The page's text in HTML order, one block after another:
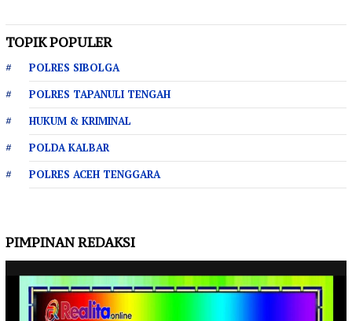
TOPIK POPULER
POLRES SIBOLGA
POLRES TAPANULI TENGAH
HUKUM & KRIMINAL
POLDA KALBAR
POLRES ACEH TENGGARA
PIMPINAN REDAKSI